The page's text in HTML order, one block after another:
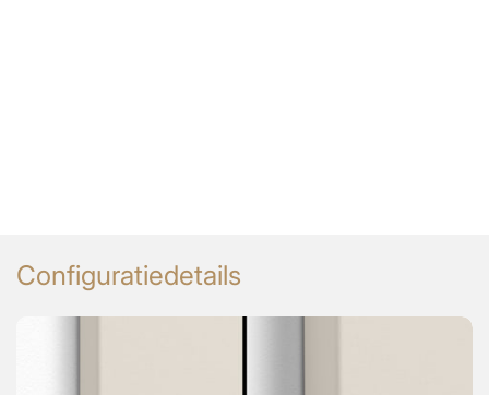
Configuratiedetails